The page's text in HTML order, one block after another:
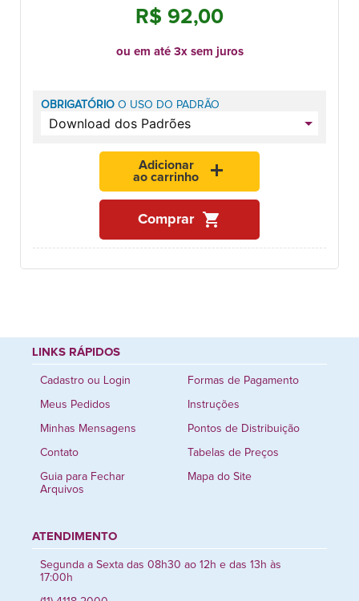
R$ 92,00
ou em até 3x sem juros
OBRIGATÓRIO O USO DO PADRÃO
Adicionar
ao carrinho
add
Comprar shopping_cart
LINKS RÁPIDOS
Cadastro ou Login
Meus Pedidos
Minhas Mensagens
Contato
Guia para Fechar
Arquivos
Formas de Pagamento
Instruções
Pontos de Distribuição
Tabelas de Preços
Mapa do Site
ATENDIMENTO
Segunda a Sexta das 08h30 ao 12h e das 13h às
17:00h